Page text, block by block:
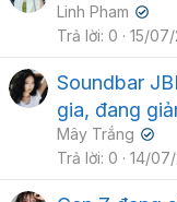
Linh Pham ✔
Trả lời 0 15/
Soundbar
gia, đang
Mây Trắng ✔
Trả lời 0 14/